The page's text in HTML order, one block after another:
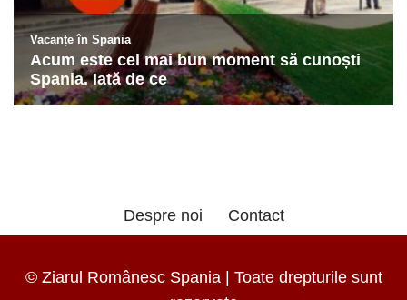
Despre noi Contact
© Ziarul Românesc Spania | Toate drepturile sunt